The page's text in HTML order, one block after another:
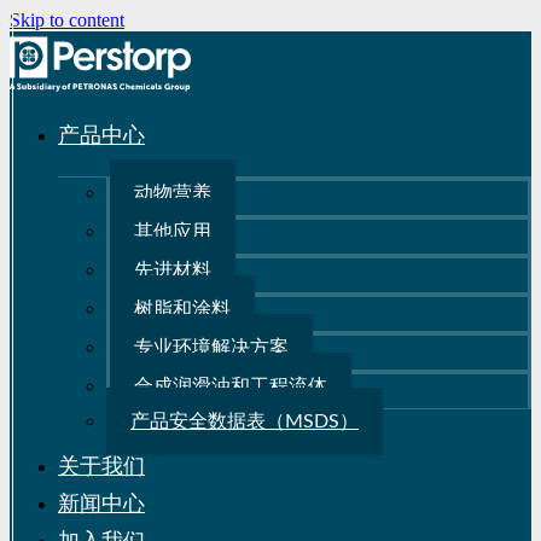
Skip to content
产品中心
动物营养
其他应用
先进材料
树脂和涂料
专业环境解决方案
合成润滑油和工程流体
产品安全数据表（MSDS）
关于我们
新闻中心